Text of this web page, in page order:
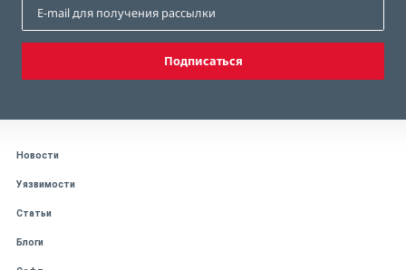
Подписаться
Новости
Уязвимости
Статьи
Блоги